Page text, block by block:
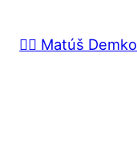
na🙋‍♂️ Matúš Demko